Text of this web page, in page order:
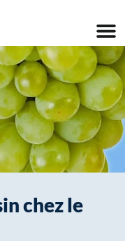
chez le